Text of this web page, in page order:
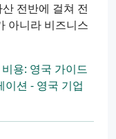
전반에 걸쳐 전
아니라 비즈니스
용: 영국 가이드
이션 - 영국 기업